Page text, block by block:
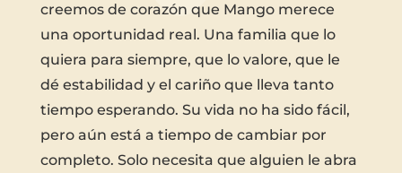
creemos de corazón que Mango merece
una oportunidad real. Una familia que lo
quiera para siempre, que lo valore, que le
dé estabilidad y el cariño que lleva tanto
tiempo esperando. Su vida no ha sido fácil,
pero aún está a tiempo de cambiar por
completo. Solo necesita que alguien le abra